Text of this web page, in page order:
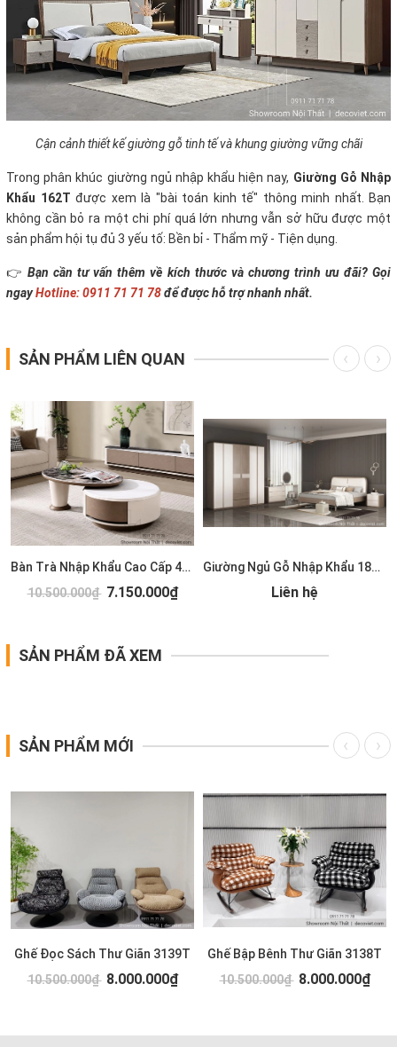
Cận cảnh thiết kế giường gỗ tinh tế và khung giường vững chãi
Trong phân khúc giường ngủ nhập khẩu hiện nay, Giường Gỗ Nhập
Khẩu 162T được xem là "bài toán kinh tế" thông minh nhất. Bạn
không cần bỏ ra một chi phí quá lớn nhưng vẫn sở hữu được một
sản phẩm hội tụ đủ 3 yếu tố: Bền bỉ - Thẩm mỹ - Tiện dụng.
👉Bạn cần tư vấn thêm về kích thước và chương trình ưu đãi? Gọi
ngayHotline: 0911 71 71 78để được hỗ trợ nhanh nhất.
SẢN PHẨM LIÊN QUAN
Bàn Trà Nhập Khẩu Cao Cấp 489S
10.500.000₫ 7.150.000₫
Giường Ngủ Gỗ Nhập Khẩu 185T
Liên hệ
SẢN PHẨM ĐÃ XEM
SẢN PHẨM MỚI
Ghế Đọc Sách Thư Giãn 3139T
10.500.000₫ 8.000.000₫
Ghế Bập Bênh Thư Giãn 3138T
10.500.000₫ 8.000.000₫